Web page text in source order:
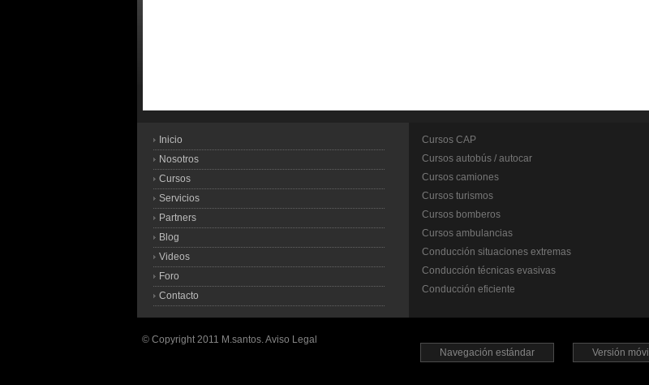
Inicio
Nosotros
Cursos
Servicios
Partners
Blog
Videos
Foro
Contacto
Cursos CAP
Cursos autobús / autocar
Cursos camiones
Cursos turismos
Cursos bomberos
Cursos ambulancias
Conducción situaciones extremas
Conducción técnicas evasivas
Conducción eficiente
© Copyright 2011 M.santos.Aviso Legal
Navegación estándar
Versión móvil